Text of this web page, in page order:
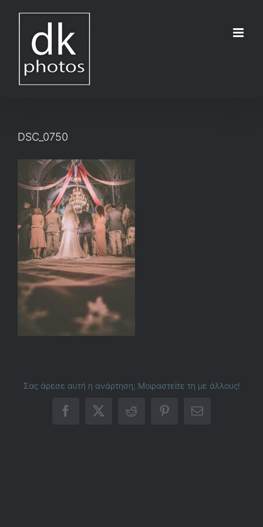
DSC_0750
Σας άρεσε αυτή η ανάρτηση; Μοιραστείτε τη με άλλους!
Facebook
X RedditPinterestEmail